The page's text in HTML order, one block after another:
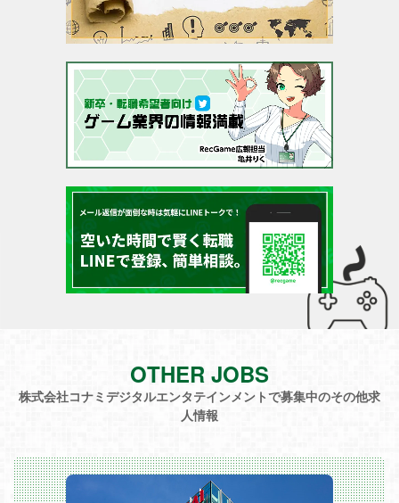
OTHER JOBS
株式会社コナミデジタルエンタテインメントで募集中のその他求
人情報